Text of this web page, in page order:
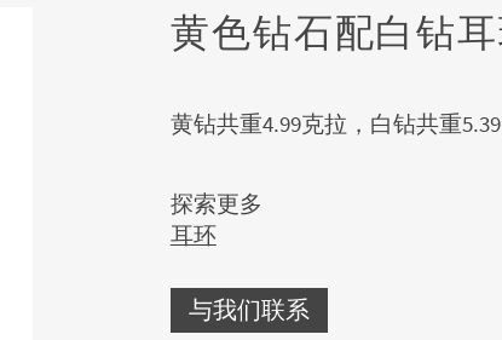
黄色钻石配白钻
黄钻共重4.99克拉，白钻共重
探索更多
耳环
与我们联系